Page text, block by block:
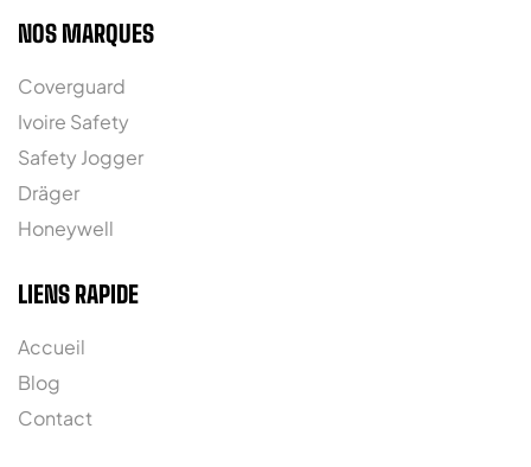
NOS MARQUES
Coverguard
Ivoire Safety
Safety Jogger
Dräger
Honeywell
LIENS RAPIDE
Accueil
Blog
Contact